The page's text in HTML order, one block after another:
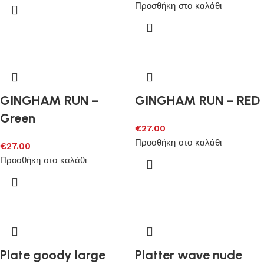
Προσθήκη στο καλάθι
GINGHAM RUN –
Green
€27.00
Προσθήκη στο καλάθι
GINGHAM RUN – RED
€27.00
Προσθήκη στο καλάθι
Plate goody large Platter wave nude